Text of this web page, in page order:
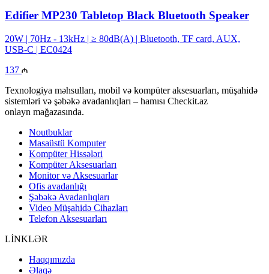
Edifier MP230 Tabletop Black Bluetooth Speaker
20W | 70Hz - 13kHz | ≥ 80dB(A) | Bluetooth, TF card, AUX,
USB-C | EC0424
137
Texnologiya məhsulları, mobil və kompüter aksesuarları, müşahidə
sistemləri və şəbəkə avadanlıqları – hamısı Checkit.az
onlayn mağazasında.
Noutbuklar
Masaüstü Komputer
Kompüter Hissələri
Kompüter Aksesuarları
Monitor və Aksesuarlar
Ofis avadanlığı
Şəbəkə Avadanlıqları
Video Müşahidə Cihazları
Telefon Aksesuarları
LİNKLƏR
Haqqımızda
Əlaqə